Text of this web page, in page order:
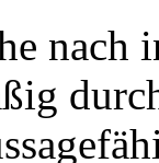
nach